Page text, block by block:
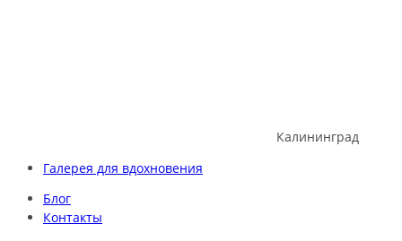
Калининград
Галерея для вдохновения
Блог
Контакты